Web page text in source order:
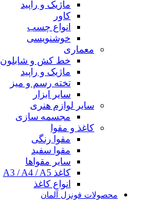
ماژیک و راپید
کاور
انواع چسب
خوشنویسی
معماری
خط کش و شابلون
ماژیک و راپید
تخته رسم و میز
سایر ابزار
سایر لوازم هنری
مجسمه سازی
کاغذ و مقوا
مقوا رنگی
مقوا سفید
سایر مقواها
کاغذ A3 / A4 / A5
انواع کاغذ
محصولات فونزل آلمان